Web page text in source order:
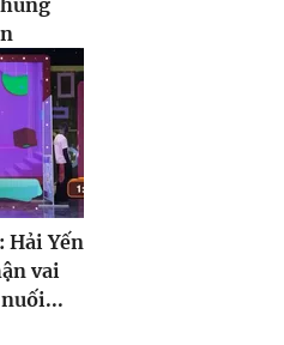
Hải Yến
vai